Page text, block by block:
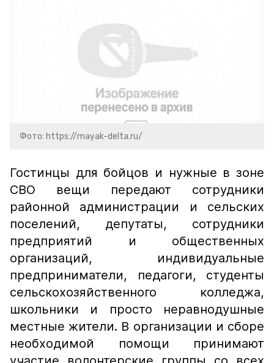
Фото: https://mayak-delta.ru/
Гостинцы для бойцов и нужные в зоне
СВО вещи передают сотрудники
районной администрации и сельских
поселений, депутаты, сотрудники
предприятий и общественных
организаций, индивидуальные
предприниматели, педагоги, студенты
сельскохозяйственного колледжа,
школьники и просто неравнодушные
местные жители. В организации и сборе
необходимой помощи принимают